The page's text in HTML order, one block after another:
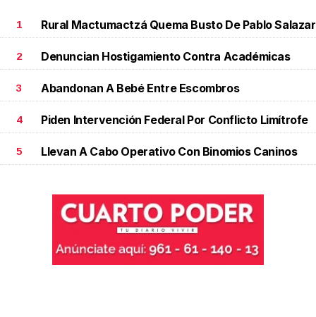
1 Rural Mactumactzá Quema Busto De Pablo Salazar
2 Denuncian Hostigamiento Contra Académicas
3 Abandonan A Bebé Entre Escombros
4 Piden Intervención Federal Por Conflicto Limítrofe
5 Llevan A Cabo Operativo Con Binomios Caninos